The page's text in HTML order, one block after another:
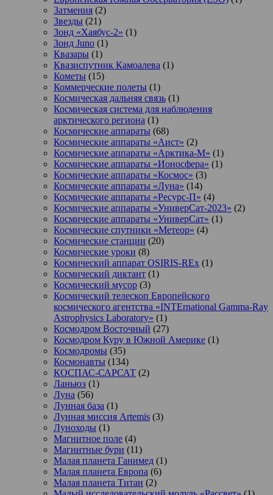
Затмения (2)
Звезды (21)
Зонд «Хаябус-2» (1)
Зонд Juno (1)
Квазары (1)
Квазиспутник Камоалева (1)
Кометы (15)
Коммерческие полеты (1)
Космическая дальняя связь (1)
Космическая система для наблюдения
арктического региона (1)
Космические аппараты (68)
Космические аппараты «Аист» (2)
Космические аппараты «Арктика-М» (1)
Космические аппараты «Ионосфера» (1)
Космические аппараты «Космос» (3)
Космические аппараты «Луна» (14)
Космические аппараты «Ресурс-П» (4)
Космические аппараты «УниверСат-2023» (2)
Космические аппараты «УниверСат» (1)
Космические спутники «Метеор» (4)
Космические станции (20)
Космические уроки (8)
Космический аппарат OSIRIS-REx (1)
Космический диктант (1)
Космический мусор (3)
Космический телескоп Европейского
космического агентства «INTErnational Gamma-Ray
Astrophysics Laboratory» (1)
Космодром Восточный (27)
Космодром Куру в Южной Америке (1)
Космодромы (35)
Космонавты (134)
КОСПАС-САРСАТ (2)
Ланьюэ (1)
Луна (56)
Лунная база (1)
Лунная миссия Artemis (3)
Луноходы (1)
Магнитное поле (4)
Магнитные бури (11)
Малая планета Ганимед (1)
Малая планета Европа (6)
Малая планета Титан (2)